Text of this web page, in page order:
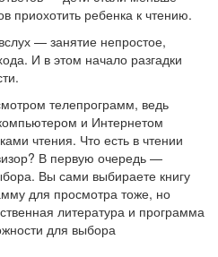
приохотить ребенка к чтению.
— занятие непростое,
И в этом начало разгадки
телепрограмм, ведь
и Интернетом
чтения. Что есть в чтении
В первую очередь —
Вы сами выбираете книгу
для просмотра тоже, но
литература и программа
для выбора